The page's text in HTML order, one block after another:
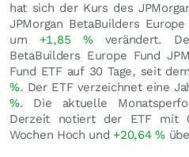
hat sich der Kurs des
JPMorgan BetaBuilders
um +1,85 %verändert.
BetaBuilders Europe Fund
Fund ETF auf 30 Tage, seit
%. Der ETF verzeichnet eine
%. Die aktuelle
Derzeit notiert der ETF mit
Wochen Hoch und +20,64%